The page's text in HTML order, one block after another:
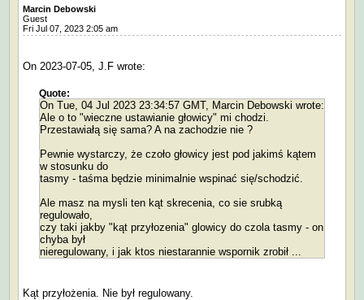
Marcin Debowski
Guest
Fri Jul 07, 2023 2:05 am
On 2023-07-05, J.F wrote:
Quote:
On Tue, 04 Jul 2023 23:34:57 GMT, Marcin Debowski wrote:
Ale o to "wieczne ustawianie głowicy" mi chodzi.
Przestawiałą się sama? A na zachodzie nie ?
Pewnie wystarczy, że czoło głowicy jest pod jakimś kątem
w stosunku do
tasmy - taśma będzie minimalnie wspinać się/schodzić.
Ale masz na mysli ten kąt skrecenia, co sie srubką
regulowało,
czy taki jakby "kąt przyłozenia" glowicy do czola tasmy - on
chyba był
nieregulowany, i jak ktos niestarannie wspornik zrobił ...
Kąt przyłożenia. Nie był regulowany.